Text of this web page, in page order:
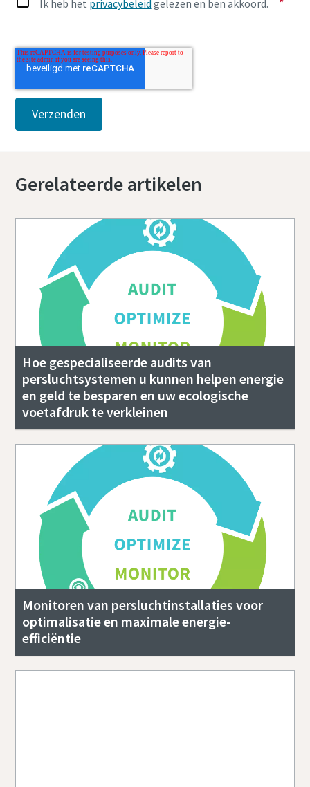
Ik heb het privacybeleid gelezen en ben akkoord.
Gerelateerde artikelen
Hoe gespecialiseerde audits van
persluchtsystemen u kunnen helpen energie
en geld te besparen en uw ecologische
voetafdruk te verkleinen
Monitoren van persluchtinstallaties voor
optimalisatie en maximale energie-
efficiëntie